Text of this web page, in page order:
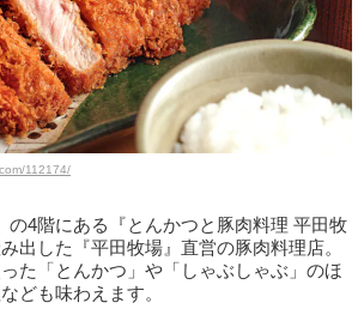
112174/
の4階にある『とんかつと豚肉料理 平田牧
出した『平田牧場』直営の豚肉料理店。
た「とんかつ」や「しゃぶしゃぶ」のほ
ども味わえます。